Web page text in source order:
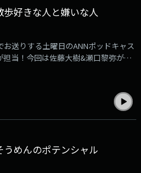
）、永野（9月）、ゆりやんレトリ
2023年ヤーレンズ（1月）、キュウ
ースター（4月）、ニッポンの社長
カロニ（7月）、ラパルフェ（8
ブランコ（10月）、ジグザグジギー
、クールポコ。（年越し特番）・
（2月）、高田ぽる子とやす子（3
（5月）、カミナリ（6月）、ガクヅ
かが屋（9月）、パンプキンポテトフ
月）、怪奇！YesどんぐりRPG（12
ランジャタイ（11月）、まんじゅう
好きな人と嫌いな人
送りする土曜日のANNポッドキャス
担当！今回は佐藤大樹&瀬口黎弥が登
c571a7fd-6a8d-4af3-a9b9-
まで！ハ
す！番組公式Xアカウント
めんのポテンシャル